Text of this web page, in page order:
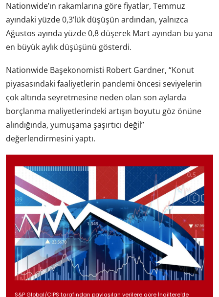
Nationwide’ın rakamlarına göre fiyatlar, Temmuz
ayındaki yüzde 0,3’lük düşüşün ardından, yalnızca
Ağustos ayında yüzde 0,8 düşerek Mart ayından bu yana
en büyük aylık düşüşünü gösterdi.
Nationwide Başekonomisti Robert Gardner, “Konut
piyasasındaki faaliyetlerin pandemi öncesi seviyelerin
çok altında seyretmesine neden olan son aylarda
borçlanma maliyetlerindeki artışın boyutu göz önüne
alındığında, yumuşama şaşırtıcı değil”
değerlendirmesini yaptı.
S&P Global/CIPS tarafından paylaşılan verilere göre İngiltere'de